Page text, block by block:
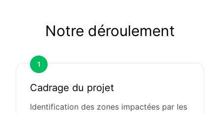
Notre déroulement
1
Cadrage du projet
Identification des zones impactées par les